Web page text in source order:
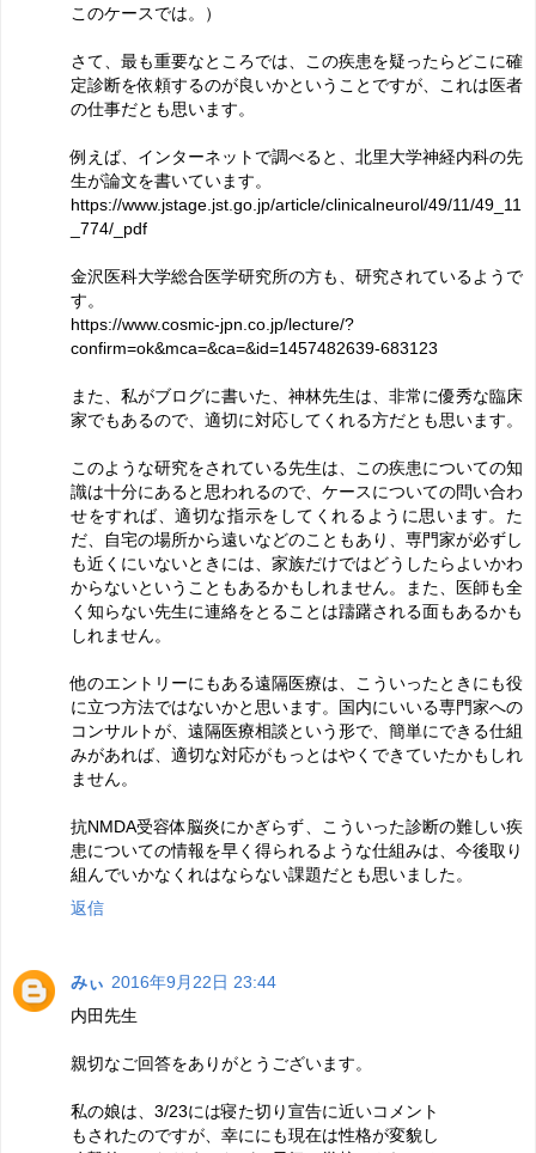
このケースでは。）
さて、最も重要なところでは、この疾患を疑ったらどこに確
定診断を依頼するのが良いかということですが、これは医者
の仕事だとも思います。
例えば、インターネットで調べると、北里大学神経内科の先
生が論文を書いています。
https://www.jstage.jst.go.jp/article/clinicalneurol/49/11/49_11
_774/_pdf
金沢医科大学総合医学研究所の方も、研究されているようで
す。
https://www.cosmic-jpn.co.jp/lecture/?
confirm=ok&mca=&ca=&id=1457482639-683123
また、私がブログに書いた、神林先生は、非常に優秀な臨床
家でもあるので、適切に対応してくれる方だとも思います。
このような研究をされている先生は、この疾患についての知
識は十分にあると思われるので、ケースについての問い合わ
せをすれば、適切な指示をしてくれるように思います。た
だ、自宅の場所から遠いなどのこともあり、専門家が必ずし
も近くにいないときには、家族だけではどうしたらよいかわ
からないということもあるかもしれません。また、医師も全
く知らない先生に連絡をとることは躊躇される面もあるかも
しれません。
他のエントリーにもある遠隔医療は、こういったときにも役
に立つ方法ではないかと思います。国内にいいる専門家への
コンサルトが、遠隔医療相談という形で、簡単にできる仕組
みがあれば、適切な対応がもっとはやくできていたかもしれ
ません。
抗NMDA受容体脳炎にかぎらず、こういった診断の難しい疾
患についての情報を早く得られるような仕組みは、今後取り
組んでいかなくれはならない課題だとも思いました。
返信
みぃ 2016年9月22日 23:44
内田先生
親切なご回答をありがとうございます。
私の娘は、3/23には寝た切り宣告に近いコメント
もされたのですが、幸ににも現在は性格が変貌し